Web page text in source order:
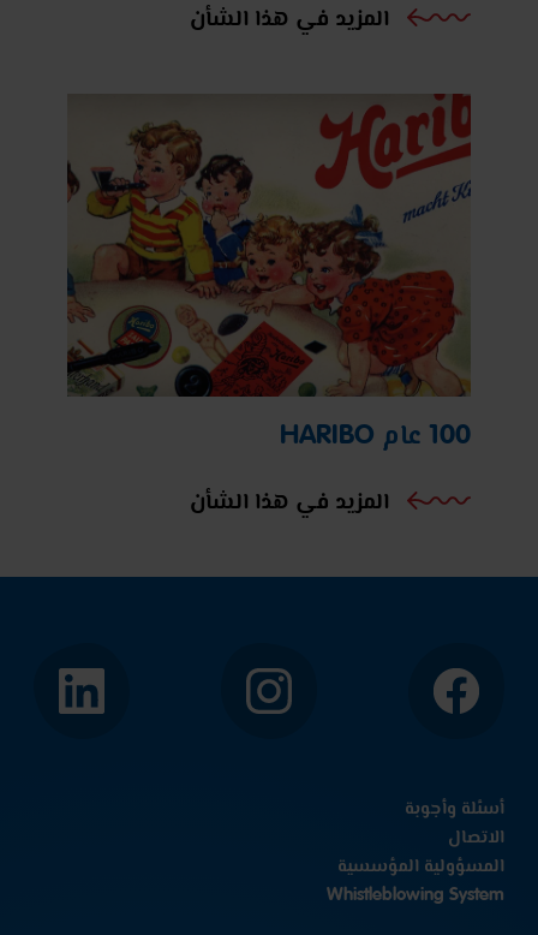
المزيد في هذا الشأن
100 عام HARIBO
المزيد في هذا الشأن
الفيسبوك إنستجرام
لينكد
إن
أسئلة وأجوبة
الاتصال
المسؤولية المؤسسية
Whistleblowing System